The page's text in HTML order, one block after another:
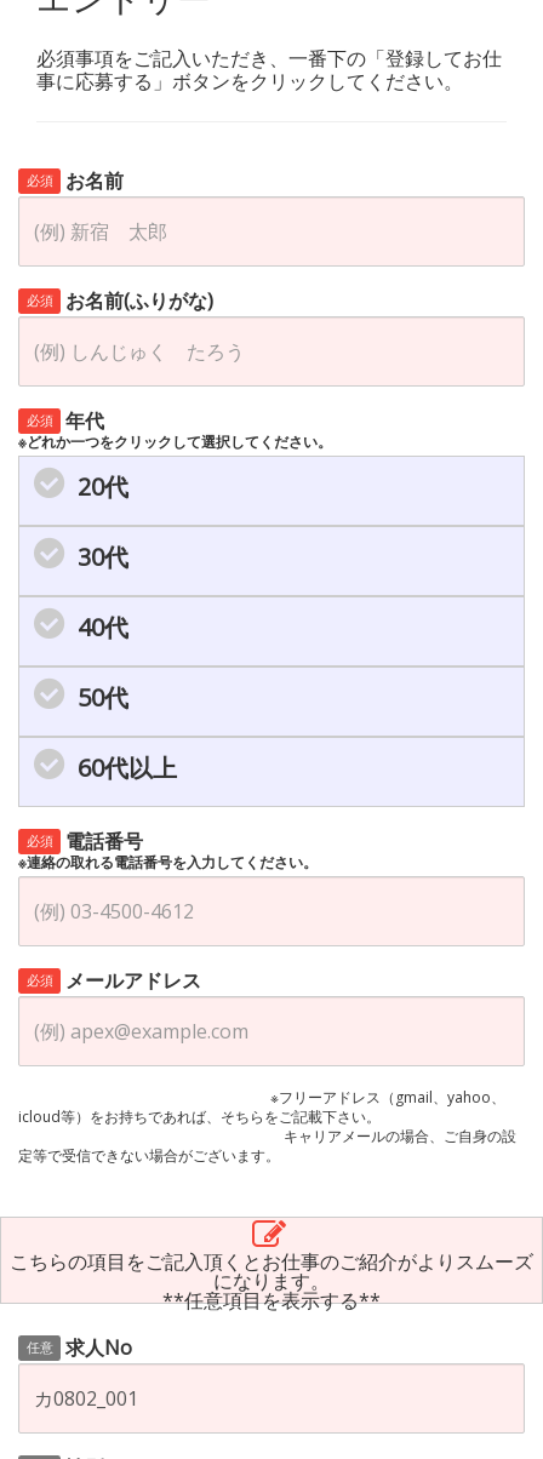
必須事項をご記入いただき、一番下の「登録してお仕
事に応募する」ボタンをクリックしてください。
必須 お名前
必須 お名前(ふりがな)
必須 年代
※どれか一つをクリックして選択してください。
20代
30代
40代
50代
60代以上
必須 電話番号
※連絡の取れる電話番号を入力してください。
必須 メールアドレス
※フリーアドレス（gmail、yahoo、
icloud等）をお持ちであれば、そちらをご記載下さい。
キャリアメールの場合、ご自身の設
定等で受信できない場合がございます。
こちらの項目をご記入頂くとお仕事のご紹介がよりスムーズ
になります。
**任意項目を表示する**
任意 求人No